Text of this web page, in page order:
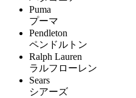
Puma
プーマ
Pendleton
ペンドルトン
Ralph Lauren
ラルフローレン
Sears
シアーズ